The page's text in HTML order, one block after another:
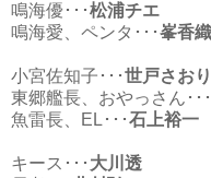
鳴海優･･･松浦チエ
鳴海愛、ペンタ･･･峯香織
小宮佐知子･･･世戸さおり
東郷艦長、おやっさん･･･
魚雷長、EL･･･石上裕一
キース･･･ 大川透